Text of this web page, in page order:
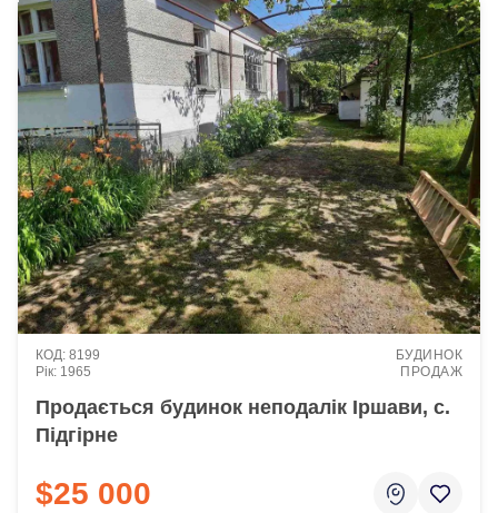
Продається будинок неподалік Іршави, с.
Підгірне
1965
8199
БУДИНОК
ПРОДАЖ
$25 000